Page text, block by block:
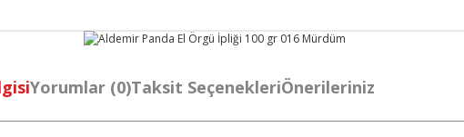
Yorumlar (0)Taksit SeçenekleriÖnerileriniz